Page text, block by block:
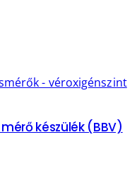
- véroxigénszint
készülék (BBV)